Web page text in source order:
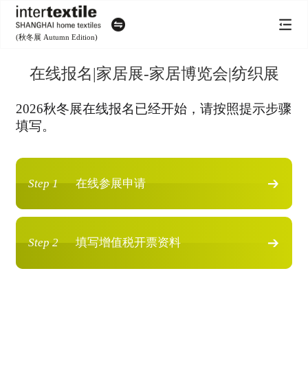
(秋冬展 Autumn Edition)
在线报名|家居展-家居博览会|纺织展
2026秋冬展在线报名已经开始，请按照提示步骤
填写。
Step 1 在线参展申请
Step 2 填写增值税开票资料